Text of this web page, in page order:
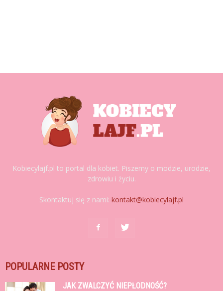
Kobiecylajf.pl to portal dla kobiet. Piszemy o modzie, urodzie,
zdrowiu i życiu.
Skontaktuj się z nami: kontakt@kobiecylajf.pl
POPULARNE POSTY
JAK ZWALCZYĆ NIEPŁODNOŚĆ?